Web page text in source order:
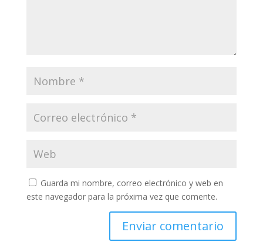
Guarda mi nombre, correo electrónico y web en
este navegador para la próxima vez que comente.